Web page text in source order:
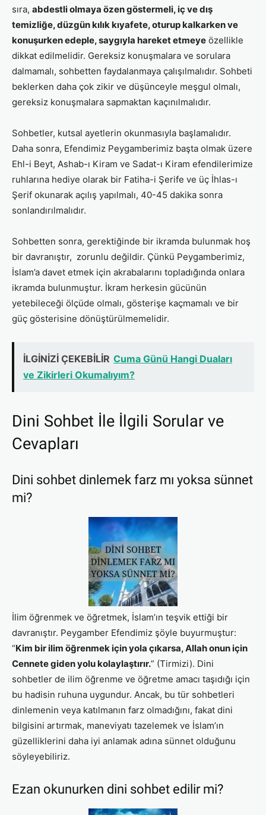
sıra, abdestli olmaya özen göstermeli, iç ve dış
temizliğe, düzgün kılık kıyafete, oturup kalkarken ve
konuşurken edeple, saygıyla hareket etmeye özellikle
dikkat edilmelidir. Gereksiz konuşmalara ve sorulara
dalmamalı, sohbetten faydalanmaya çalışılmalıdır. Sohbeti
beklerken daha çok zikir ve düşünceyle meşgul olmalı,
gereksiz konuşmalara sapmaktan kaçınılmalıdır.
Sohbetler, kutsal ayetlerin okunmasıyla başlamalıdır.
Daha sonra, Efendimiz Peygamberimiz başta olmak üzere
Ehl-i Beyt, Ashab-ı Kiram ve Sadat-ı Kiram efendilerimize
ruhlarına hediye olarak bir Fatiha-i Şerife ve üç İhlas-ı
Şerif okunarak açılış yapılmalı, 40-45 dakika sonra
sonlandırılmalıdır.
Sohbetten sonra, gerektiğinde bir ikramda bulunmak hoş
bir davranıştır, zorunlu değildir. Çünkü Peygamberimiz,
İslam’a davet etmek için akrabalarını topladığında onlara
ikramda bulunmuştur. İkram herkesin gücünün
yetebileceği ölçüde olmalı, gösterişe kaçmamalı ve bir
güç gösterisine dönüştürülmemelidir.
İLGİNİZİ ÇEKEBİLİR Cuma Günü Hangi Duaları
ve Zikirleri Okumalıyım?
Dini Sohbet İle İlgili Sorular ve
Cevapları
Dini sohbet dinlemek farz mı yoksa sünnet
mi?
İlim öğrenmek ve öğretmek, İslam’ın teşvik ettiği bir
davranıştır. Peygamber Efendimiz şöyle buyurmuştur:
“Kim bir ilim öğrenmek için yola çıkarsa, Allah onun için
Cennete giden yolu kolaylaştırır.” (Tirmizi). Dini
sohbetler de ilim öğrenme ve öğretme amacı taşıdığı için
bu hadisin ruhuna uygundur. Ancak, bu tür sohbetleri
dinlemenin veya katılmanın farz olmadığını, fakat dini
bilgisini artırmak, maneviyatı tazelemek ve İslam’ın
güzelliklerini daha iyi anlamak adına sünnet olduğunu
söyleyebiliriz.
Ezan okunurken dini sohbet edilir mi?